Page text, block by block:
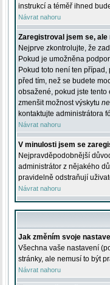
instrukcí a téměř ihned
Návrat nahoru
Zaregistroval jsem se,
Nejprve zkontrolujte, že
Pokud je umožněna
Pokud toto není ten
před tím, než se budete
obsažené, pokud jste
zmenšit možnost výskytu
kontaktujte administrátora
Návrat nahoru
V minulosti jsem se
Nejpravděpodobnější
administrátor z nějakého
pravidelně odstraňují
Návrat nahoru
Jak změním svoje
Všechna vaše nastavení
stránky, ale nemusí to být
Návrat nahoru